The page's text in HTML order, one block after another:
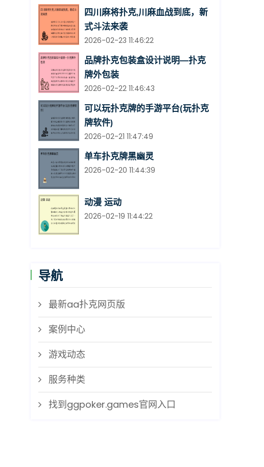
四川麻将扑克,川麻血战到底，新
式斗法来袭
2026-02-23 11:46:22
品牌扑克包装盒设计说明—扑克
牌外包装
2026-02-22 11:46:43
可以玩扑克牌的手游平台(玩扑克
牌软件)
2026-02-21 11:47:49
单车扑克牌黑幽灵
2026-02-20 11:44:39
动漫 运动
2026-02-19 11:44:22
导航
最新aa扑克网页版
案例中心
游戏动态
服务种类
找到ggpoker.games官网入口